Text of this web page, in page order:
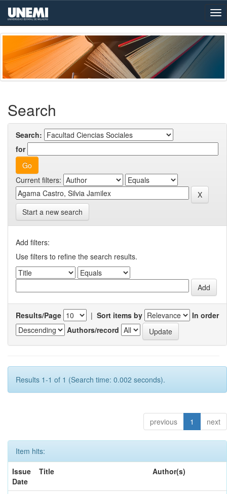
Skip
navigation
Search
Search:
for
Current filters:
Start a new search
Add filters:
Use filters to refine the search results.
Results/Page | Sort items by
In order
Authors/record
Results 1-1 of 1 (Search time: 0.002 seconds).
previous 1 next
Item hits:
Issue
Date
Title Author(s)